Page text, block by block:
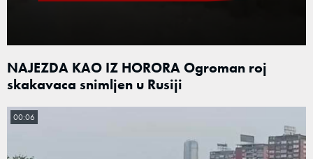
NAJEZDA KAO IZ HORORA Ogroman roj
skakavaca snimljen u Rusiji
00:06